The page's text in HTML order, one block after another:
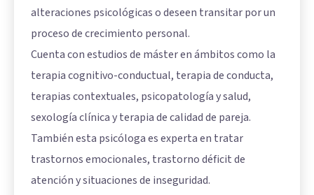
alteraciones psicológicas o deseen transitar por un
proceso de crecimiento personal.
Cuenta con estudios de máster en ámbitos como la
terapia cognitivo-conductual, terapia de conducta,
terapias contextuales, psicopatología y salud,
sexología clínica y terapia de calidad de pareja.
También esta psicóloga es experta en tratar
trastornos emocionales, trastorno déficit de
atención y situaciones de inseguridad.